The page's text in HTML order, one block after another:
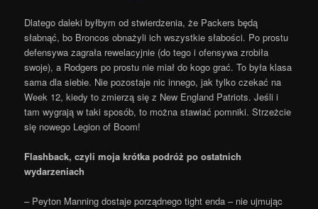
Dlatego daleki byłbym od stwierdzenia, że Packers będą
słabnąć, bo Broncos obnażyli ich wszystkie słabości. Po prostu
defensywa zagrała rewelacyjnie (do tego i ofensywa zrobiła
swoje), a Rodgers po prostu nie miał do kogo grać. To była klasa
sama dla siebie. Nie pozostaje nic innego, jak tylko czekać na
Week 12, kiedy to zmierzą się z New England Patriots. Jeśli i
tam wygrają w taki sposób, to można stawiać pomniki. Strzeżcie
się nowego Legion of Boom!
Flashback, czyli moja krótka podróż po ostatnich
wydarzeniach
– Peyton Manning dostaje porządnego tight enda – nie ujmując